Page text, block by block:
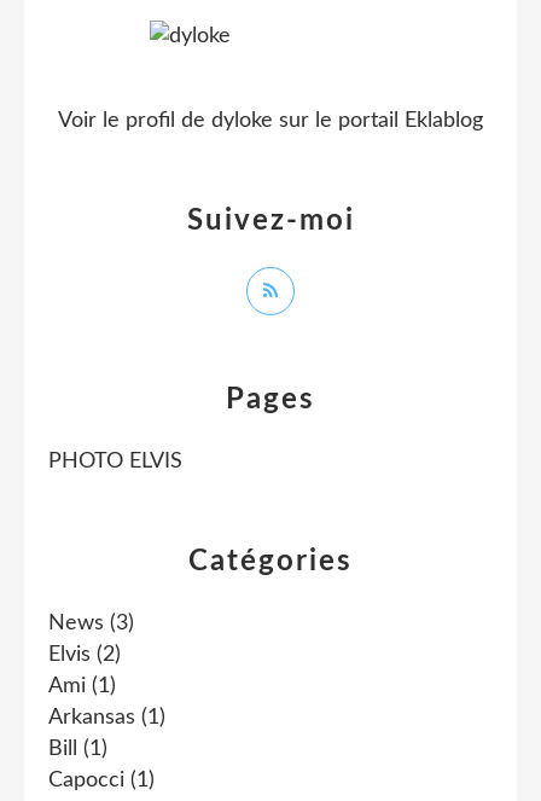
Catégories
News (3)
Elvis (2)
Ami (1)
Arkansas (1)
Bill
(1)
Capocci (1)
Pages
PHOTO ELVIS
Suivez-moi
Voir le profil de dyloke sur le portail Eklablog